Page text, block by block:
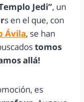
Jedi”, un
s en el que, con
Ávila, se han
tomos
allá!
es